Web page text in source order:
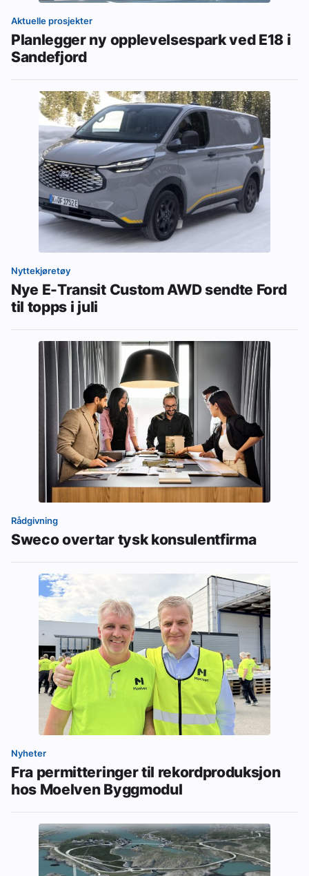
Aktuelle prosjekter
Planlegger ny opplevelsespark ved E18 i
Sandefjord
Nyttekjøretøy
Nye E-Transit Custom AWD sendte Ford
til topps i juli
Rådgivning
Sweco overtar tysk konsulentfirma
Nyheter
Fra permitteringer til rekordproduksjon
hos Moelven Byggmodul